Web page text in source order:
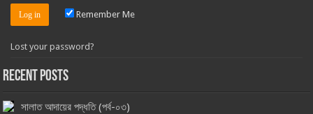
Remember Me
Lost your password?
Recent Posts
সালাত আদায়ের পদ্ধতি (পর্ব-০৩)